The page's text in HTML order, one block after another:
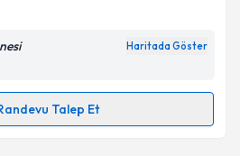
işlenmesine ilişkin
ve kişisel verilerimin belirtilen
kabul ediyorum.
Haritada Göster
Talep Et
Talebi